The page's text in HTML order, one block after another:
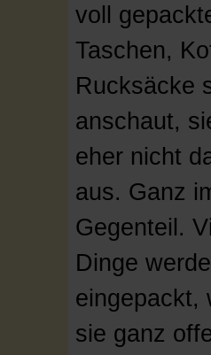
voll
Taschen,
Rucksäcke
anschaut,
eher nicht
aus. Ganz
Gegenteil.
Dinge
eingepackt,
sie ganz